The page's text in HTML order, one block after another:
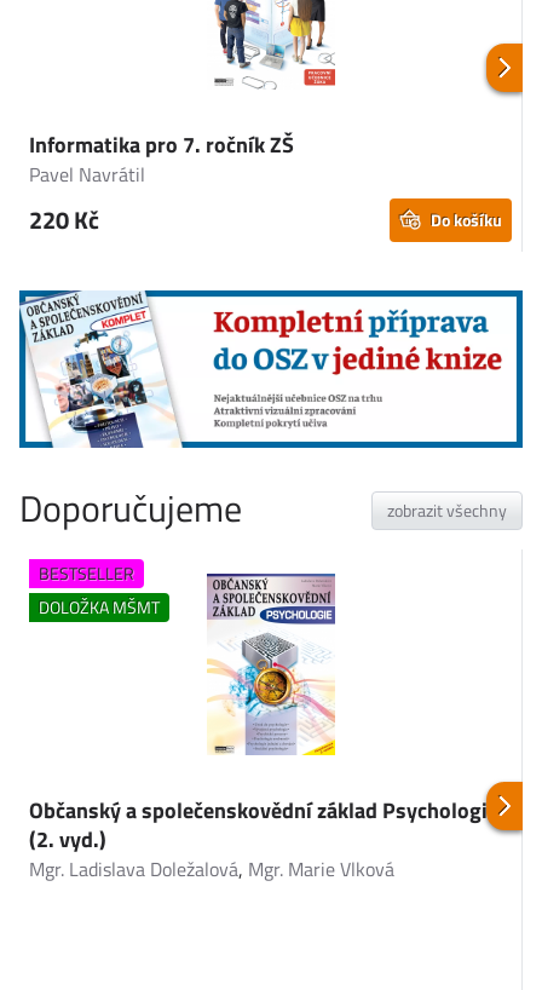
Informatika pro 7. ročník ZŠ
Pavel Navrátil
220 Kč Do košíku
Doporučujeme zobrazit všechny
BESTSELLER
DOLOŽKA MŠMT
Občanský a společenskovědní základ Psychologie
(2. vyd.)
Mgr. Ladislava Doležalová, Mgr. Marie Vlková